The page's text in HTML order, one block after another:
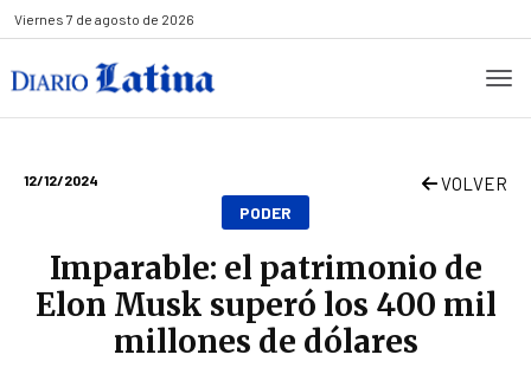
Viernes 7 de agosto de 2026
12/12/2024 VOLVER
PODER
Imparable: el patrimonio de
Elon Musk superó los 400 mil
millones de dólares